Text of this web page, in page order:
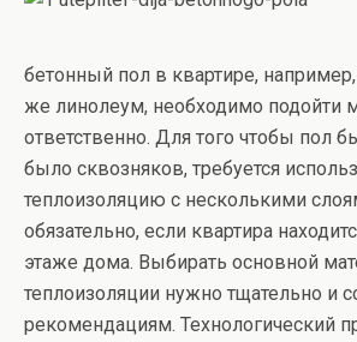
бетонный пол в квартире,
же линолеум, необходимо подойти
ответственно. Для того чтобы пол
было сквозняков, требуется
теплоизоляцию с несколькими
обязательно, если квартира
этаже дома. Выбирать основной
теплоизоляции нужно тщательно и
рекомендациям. Технологический